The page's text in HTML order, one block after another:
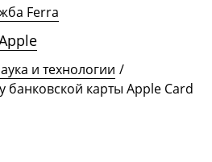
Ferra
и технологии /
банковской карты Apple Card